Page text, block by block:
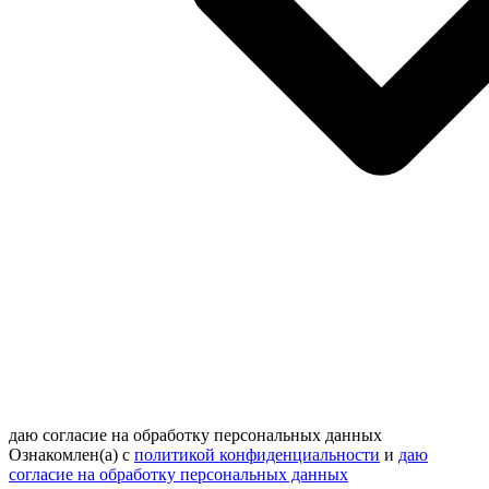
даю согласие на обработку персональных данных
Ознакомлен(а) с политикой конфиденциальности и даю
согласие на обработку персональных данных